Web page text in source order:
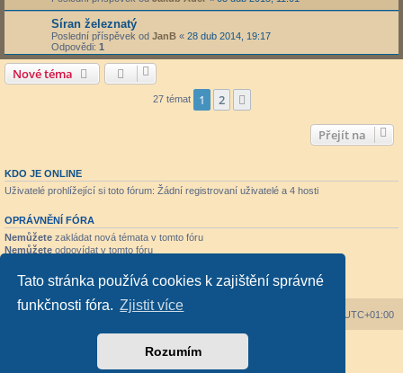
Tato stránka používá cookies k zajištění správné
funkčnosti fóra. Zjistit více
Rozumím
Síran železnatý
Poslední příspěvek od JanB « 28 dub 2014, 19:17
Odpovědi: 1
Nové téma
27 témat 1 2
Přejít na
KDO JE ONLINE
Uživatelé prohlížející si toto fórum: Žádní registrovaní uživatelé a 4 hosti
OPRÁVNĚNÍ FÓRA
Nemůžete zakládat nová témata v tomto fóru
Nemůžete odpovídat v tomto fóru
Nemůžete
mazat své příspěvky v tomto fóru
Nemůžetepřikládat soubory v tomto fóru
UTC+01:00
phpBB
® Forum Software © phpBB Limited